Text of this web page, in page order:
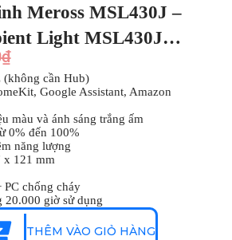
Meross MSL430J –
Light MSL430J
₫
cần Hub)
Google Assistant, Amazon
màu và ánh sáng trắng ấm
0% đến 100%
năng lượng
x 121 mm
PC chống cháy
20.000 giờ sử dụng
THÊM VÀO GIỎ HÀNG